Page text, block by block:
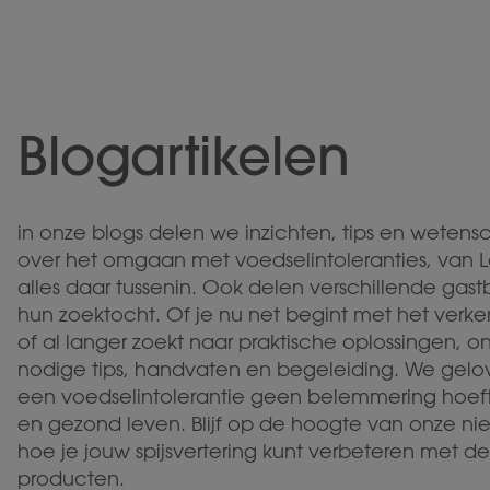
Blogartikelen
in onze blogs delen we inzichten, tips en
over het omgaan met voedselintoleranties, van
alles daar tussenin. Ook delen verschillende
hun zoektocht. Of je nu net begint met het
of al langer zoekt naar praktische oplossingen,
nodige tips, handvaten en begeleiding. We
een voedselintolerantie geen belemmering
en gezond leven. Blijf op de hoogte van onze
hoe je jouw spijsvertering kunt verbeteren met
producten.